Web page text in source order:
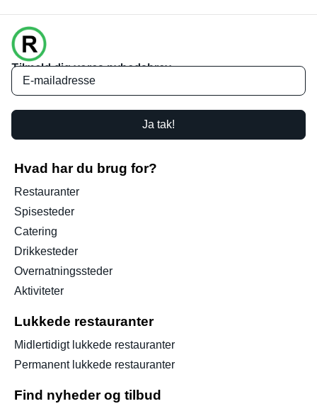
Tilmeld dig vores nyhedsbrev
Ja tak!
Hvad har du brug for?
Restauranter
Spisesteder
Catering
Drikkesteder
Overnatningssteder
Aktiviteter
Lukkede restauranter
Midlertidigt lukkede restauranter
Permanent lukkede restauranter
Find nyheder og tilbud